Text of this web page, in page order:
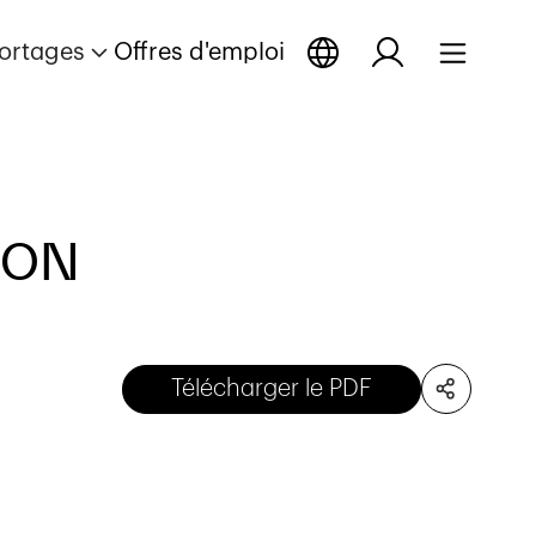
Offres d'emploi
Télécharger le PDF